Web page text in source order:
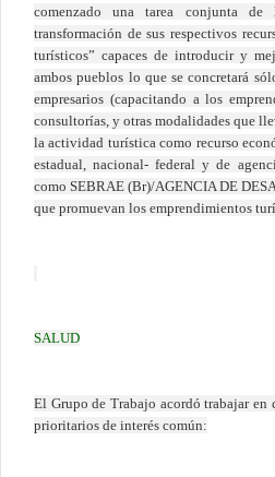
comenzado una tarea conjunta
transformación de sus respectivos
turísticos” capaces de introducir y
ambos pueblos lo que se concretará
empresarios (capacitando a los
consultorías, y otras modalidades que
la actividad turística como recurso
estadual, nacional- federal y de
como SEBRAE (Br)/AGENCIA DE
que promuevan los emprendimientos
SALUD
El Grupo de Trabajo acordó trabajar
prioritarios de interés común: